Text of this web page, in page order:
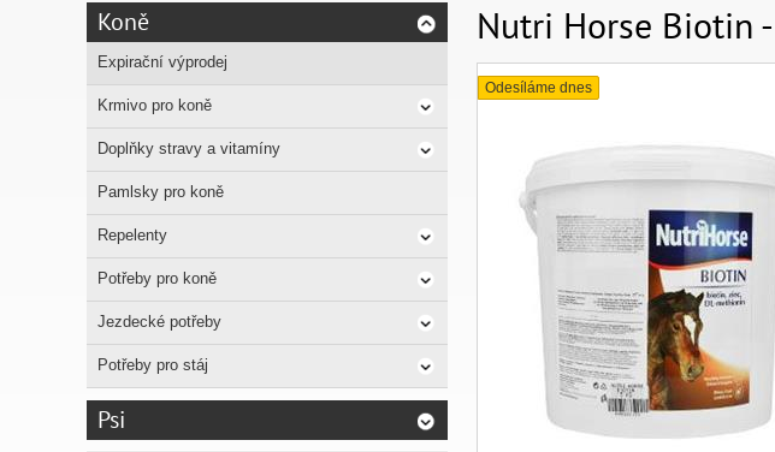
Nutri Horse Biotin
Odesíláme dnes
Koně
Expirační výprodej
Krmivo pro koně
Doplňky stravy a vitamíny
Pamlsky pro koně
Repelenty
Potřeby pro koně
Jezdecké potřeby
Potřeby pro stáj
Psi